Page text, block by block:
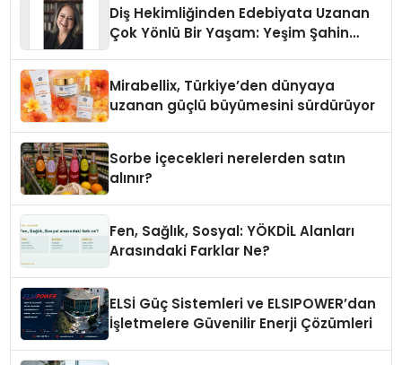
Diş Hekimliğinden Edebiyata Uzanan
Çok Yönlü Bir Yaşam: Yeşim Şahin
Mirabellix, Türkiye’den dünyaya
uzanan güçlü büyümesini sürdürüyor
Sorbe içecekleri nerelerden satın
alınır?
Fen, Sağlık, Sosyal: YÖKDİL Alanları
Arasındaki Farklar Ne?
ELSİ Güç Sistemleri ve ELSIPOWER’dan
İşletmelere Güvenilir Enerji Çözümleri